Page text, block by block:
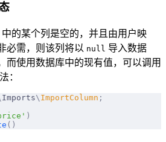
的某个列是空的，并且由用户映
必需，则该列将以 null 导入数据
而使用数据库中的现有值，可以调用
：
Imports\ ImportColumn ;
)
()